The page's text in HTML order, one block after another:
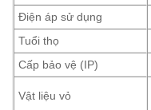
Điện áp sử dụng
Tuổi thọ
Cấp bảo vệ (IP)
Vật liệu vỏ